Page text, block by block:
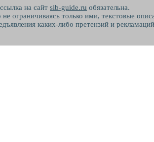
на сайт sib-guide.ru обязательна.
ограничиваясь только ими, текстовые
каких-либо претензий и